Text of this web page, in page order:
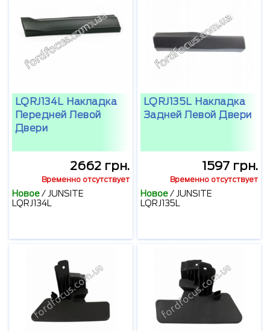
LQRJ134L Накладка
Передней Левой
Двери
2662 грн.
Временно отсутствует
Новое/ JUNSITE
LQRJ134L
LQRJ135L Накладка
Задней Левой Двери
1597 грн.
Временно отсутствует
Новое/ JUNSITE
LQRJ135L